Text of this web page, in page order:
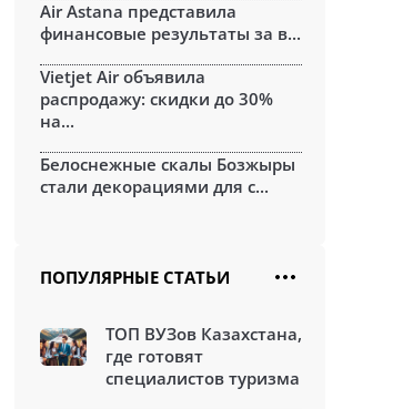
Air Astana представила
финансовые результаты за в...
Vietjet Air объявила
распродажу: скидки до 30%
на...
Белоснежные скалы Бозжыры
стали декорациями для с...
ПОПУЛЯРНЫЕ СТАТЬИ
ТОП ВУЗов Казахстана,
где готовят
специалистов туризма